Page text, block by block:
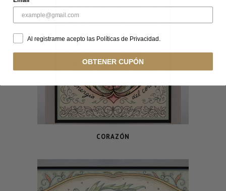
CORAZÓN
Al registrarme acepto las Políticas de Privacidad.
OBTENER CUPÓN